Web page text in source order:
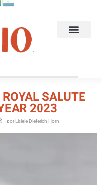
SALUTE
2023
porLisiele Dieterich Horn